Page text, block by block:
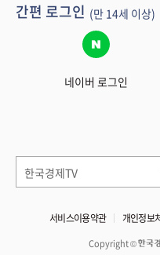
간편 로그인 (만 14세 이상)
네이버 로그인
한국경제TV
서비스이용약관 개인정보
Copyright ©